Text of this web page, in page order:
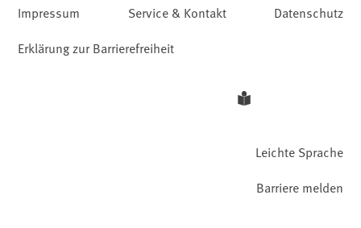
Impressum Service & Kontakt
Datenschutz
Erklärung zur Barrierefreiheit
Leichte Sprache
Barriere melden